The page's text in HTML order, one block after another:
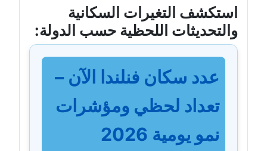
استكشف التغيرات السكانية
والتحديثات اللحظية حسب الدولة:
عدد سكان فنلندا الآن –
تعداد لحظي ومؤشرات
نمو يومية 2026